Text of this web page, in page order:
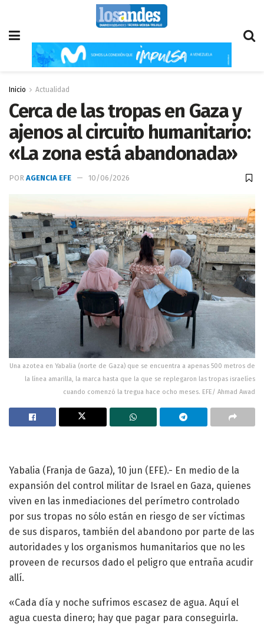
Inicio Actualidad
Cerca de las tropas en Gaza y
ajenos al circuito humanitario:
«La zona está abandonada»
POR AGENCIA EFE 10/06/2026
Una azotea en Yabalia (norte de Gaza) que se encuentra a apenas 500 metros de
la línea amarilla, la marca hasta que la que se replegaron las tropas israelíes
cuando comenzó la tregua hace ocho meses. EFE/ Ahmad Awad
Yabalia (Franja de Gaza), 10 jun (EFE).- En medio de la
expansión del control militar de Israel en Gaza, quienes
viven en las inmediaciones del perímetro controlado
por sus tropas no sólo están en riesgo de ser víctimas
de sus disparos, también del abandono por parte de las
autoridades y los organismos humanitarios que no les
proveen de recursos dado el peligro que entraña acudir
allí.
«Cada día y noche sufrimos escasez de agua. Aquí el
agua cuesta dinero; hay que pagar para conseguirla.